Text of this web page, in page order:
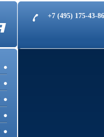
+7 (495) 175-43-